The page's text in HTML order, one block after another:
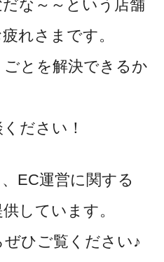
な～～という店舗
れさまです。
とを解決できるか
ださい！
EC運営に関する
しています。
ひご覧ください♪